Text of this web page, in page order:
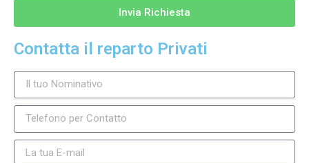
Invia Richiesta
Contatta il reparto Privati